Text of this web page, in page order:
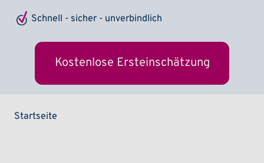
Schnell - sicher - unverbindlich
Kostenlose Ersteinschätzung
Startseite